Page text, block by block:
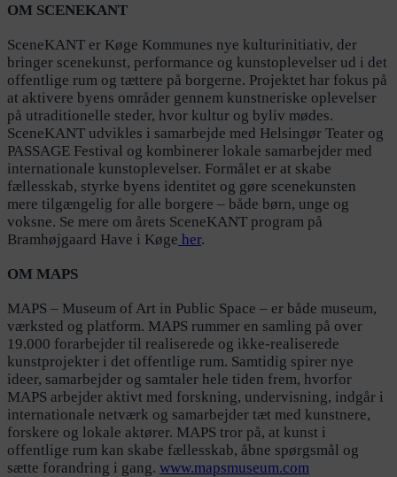
OM SCENEKANT
SceneKANT er Køge Kommunes nye kulturinitiativ, der
bringer scenekunst, performance og kunstoplevelser ud i det
offentlige rum og tættere på borgerne. Projektet har fokus på
at aktivere byens områder gennem kunstneriske oplevelser
på utraditionelle steder, hvor kultur og byliv mødes.
SceneKANT udvikles i samarbejde med Helsingør Teater og
PASSAGE Festival og kombinerer lokale samarbejder med
internationale kunstoplevelser. Formålet er at skabe
fællesskab, styrke byens identitet og gøre scenekunsten
mere tilgængelig for alle borgere – både børn, unge og
voksne. Se mere om årets SceneKANT program på
Bramhøjgaard Have i Køge her.
OM MAPS
MAPS – Museum of Art in Public Space – er både museum,
værksted og platform. MAPS rummer en samling på over
19.000 forarbejder til realiserede og ikke-realiserede
kunstprojekter i det offentlige rum. Samtidig spirer nye
ideer, samarbejder og samtaler hele tiden frem, hvorfor
MAPS arbejder aktivt med forskning, undervisning, indgår i
internationale netværk og samarbejder tæt med kunstnere,
forskere og lokale aktører. MAPS tror på, at kunst i
offentlige rum kan skabe fællesskab, åbne spørgsmål og
sætte forandring i gang. www.mapsmuseum.com